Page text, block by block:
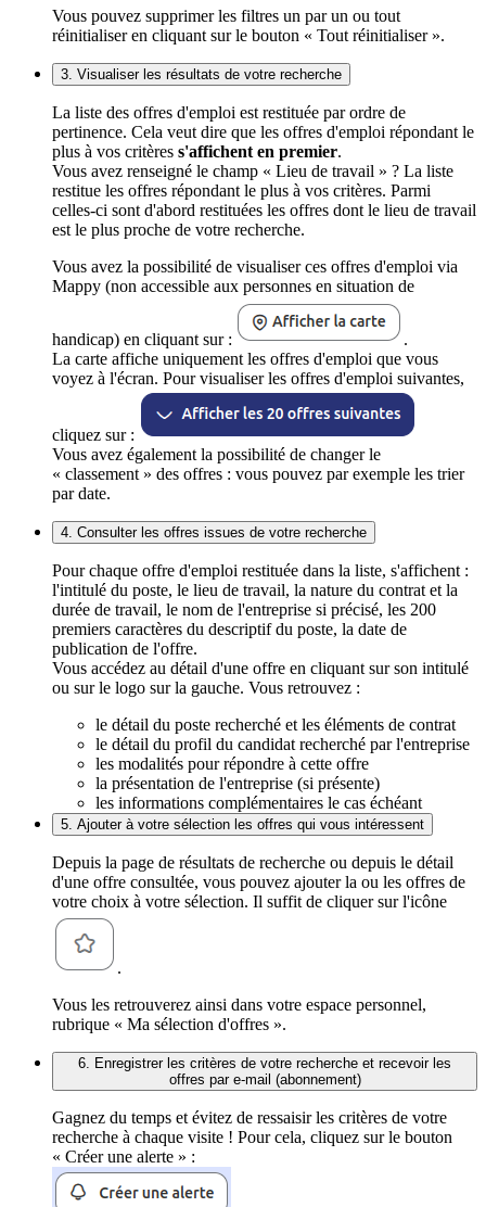
Vous pouvez supprimer les filtres un par un ou tout
réinitialiser en cliquant sur le bouton « Tout réinitialiser ».
3. Visualiser les résultats de votre recherche
La liste des offres d'emploi est restituée par ordre de
pertinence. Cela veut dire que les offres d'emploi répondant le
plus à vos critères s'affichent en premier.
Vous avez renseigné le champ « Lieu de travail » ? La liste
restitue les offres répondant le plus à vos critères. Parmi
celles-ci sont d'abord restituées les offres dont le lieu de travail
est le plus proche de votre recherche.
Vous avez la possibilité de visualiser ces offres d'emploi via
Mappy (non accessible aux personnes en situation de
handicap) en cliquant sur :
.
La carte affiche uniquement les offres d'emploi que vous
voyez à l'écran. Pour visualiser les offres d'emploi suivantes,
cliquez sur :
Vous avez également la possibilité de changer le
« classement » des offres : vous pouvez par exemple les trier
par date.
4. Consulter les offres issues de votre recherche
Pour chaque offre d'emploi restituée dans la liste, s'affichent :
l'intitulé du poste, le lieu de travail, la nature du contrat et la
durée de travail, le nom de l'entreprise si précisé, les 200
premiers caractères du descriptif du poste, la date de
publication de l'offre.
Vous accédez au détail d'une offre en cliquant sur son intitulé
ou sur le logo sur la gauche. Vous retrouvez :
le détail du poste recherché et les éléments de contrat
le détail du profil du candidat recherché par l'entreprise
les modalités pour répondre à cette offre
la présentation de l'entreprise (si présente)
les informations complémentaires le cas échéant
5. Ajouter à votre sélection les offres qui vous intéressent
Depuis la page de résultats de recherche ou depuis le détail
d'une offre consultée, vous pouvez ajouter la ou les offres de
votre choix à votre sélection. Il suffit de cliquer sur l'icône
.
Vous les retrouverez ainsi dans votre espace personnel,
rubrique « Ma sélection d'offres ».
6. Enregistrer les critères de votre recherche et recevoir les
offres par e-mail (abonnement)
Gagnez du temps et évitez de ressaisir les critères de votre
recherche à chaque visite ! Pour cela, cliquez sur le bouton
« Créer une alerte » :